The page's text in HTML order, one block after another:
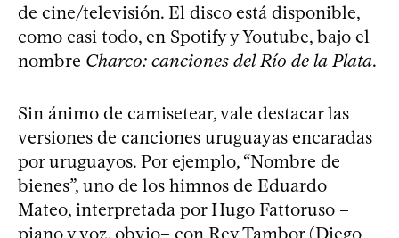
de cine/televisión. El disco está disponible,
como casi todo, en Spotify y Youtube, bajo el
nombre Charco: canciones del Río de la Plata.
Sin ánimo de camisetear, vale destacar las
versiones de canciones uruguayas encaradas
por uruguayos. Por ejemplo, “Nombre de
bienes”, uno de los himnos de Eduardo
Mateo, interpretada por Hugo Fattoruso –
piano y voz, obvio– con Rey Tambor (Diego